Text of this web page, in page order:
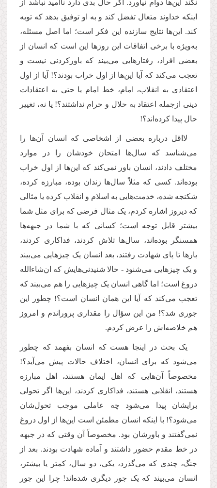
نکند این‌ها دوام نیاورد. اگر حال بدی دارد ناامید نباشد از
اینکه خداوند متعال تفضل کند و به او توفیق بدهد که توبه
کند. این‌ها نتایج سازنده این فکر است؛ اما اصل مسئله،
به‌ویژه با برخی اتفاقات این روزها این است که انسان از
بعضی افراد، رفتارهایی می‌بیند که باورکردنی نیست و
تعجب می‌کند که آیا این‌ها از اول خراب بودند؟! آیا از اول
اعتقادی به انقلاب، امام، خط امام یا حتی به اعتقادات
دینی ازجمله اعتقاد به حلال و حرام نداشتند؟! یا نه، تغییر
حال پیدا کرده‌اند؟!
لااقل درباره بعضی از اشخاصی که انسان آن‌ها را
می‌شناسد که سال‌ها امتحان خودشان را در موارد
مختلف دادند، انسان باور نمی‌کند که این‌ها از اول خراب
بوده‌اند. کسی که مثلاً سال‌ها زندان بوده، مبارزه کرده،
شکنجه شده، خدمت‌هایی به اسلام و انقلاب کرده یا مثالی
که دیروز اشاره کردم، یک مثال فرضی که برای مثل شما
بیشتر قابل توجه است؛ کسانی که با شما در جبهه‌ها
همسنگر بوده‌اند، سال‌ها تلاش کردند، فداکاری کردند،
بارها تا پای شهادت رفتند، بعد انسان یک چیزهایی می‌بیند
و یک چیزهایی می‌شنود - حالا شنیدنی‌هایش که ان‌شاءالله
دروغ است؛ اما گاهی انسان یک چیزهایی را هم می‌بیند که
تعجب می‌کند که آیا این همان انسان است؟! چطور این
جوری شد؟! من این سؤال را مقداری پروراندم و امروز
هم خلاصه‌اش را عرض کردم.
یک بحث در اینجا هست که انسان بفهمد که چطور
می‌شود که برای انسان، اختلاف حالات پیش می‌آید؟!
مخصوصاً آن‌هایی که اهل ایمان هستند، اهل مبارزه
هستند، انقلابی هستند، فداکاری کردند، این‌ها اگر تحولی
برایشان پیدا می‌شود چه عاملی موجب تحول‌شان
می‌شود؟! با اینکه انسان مطمئن است این‌ها از اول دروغ
نمی‌گفتند و باورشان بود. مخصوصاً آن وقتی که در جبهه
در خط مقدم حضور داشتند و آماده شهادت بودند. بعد از
جنگ، چندی که می‌گذرد، یکی، دو سال، کمتر یا بیشتر،
انسان می‌بیند که یک جور دیگری شده‌اند! چرا این جور